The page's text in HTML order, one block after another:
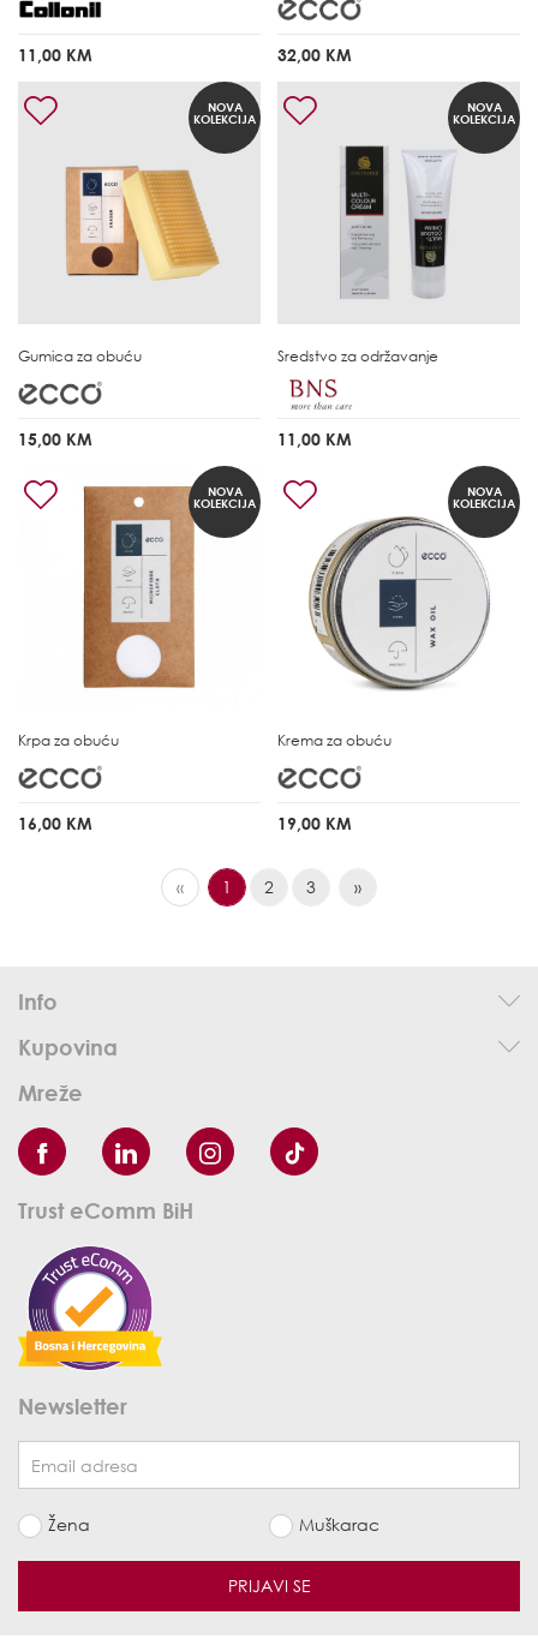
11,00 KM 32,00 KM
NOVA
KOLEKCIJA
Gumica za obuću
15,00 KM
NOVA
KOLEKCIJA
Sredstvo za održavanje
11,00 KM
NOVA
KOLEKCIJA
Krpa za obuću
16,00 KM
NOVA
KOLEKCIJA
Krema za obuću
19,00 KM
« 1 2 3 »
Info
Kupovina
Mreže
Trust eComm BiH
Newsletter
Žena Muškarac
PRIJAVI SE